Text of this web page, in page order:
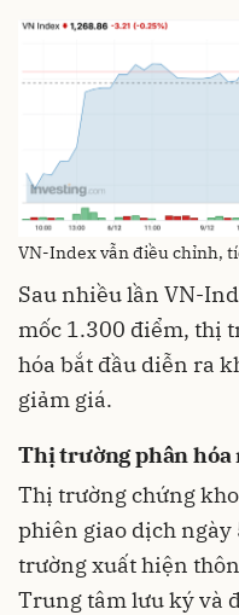
VN-Index vẫn điều chỉnh,
Sau nhiều lần VN-
mốc 1.300 điểm, thị
hóa bắt đầu diễn ra
giảm giá.
Thị trường phân hóa
Thị trường chứng
phiên giao dịch
trường xuất hiện
Trung tâm lưu ký và